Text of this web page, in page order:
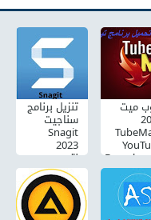
ميت تنزيل برنامج
سناجيت
Snagit
2023
لتصوير
الشاشة
كامل مجانا
مع التفعيل